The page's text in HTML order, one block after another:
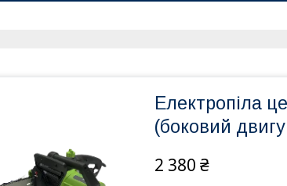
Електропіла
(боковий
2 380 ₴